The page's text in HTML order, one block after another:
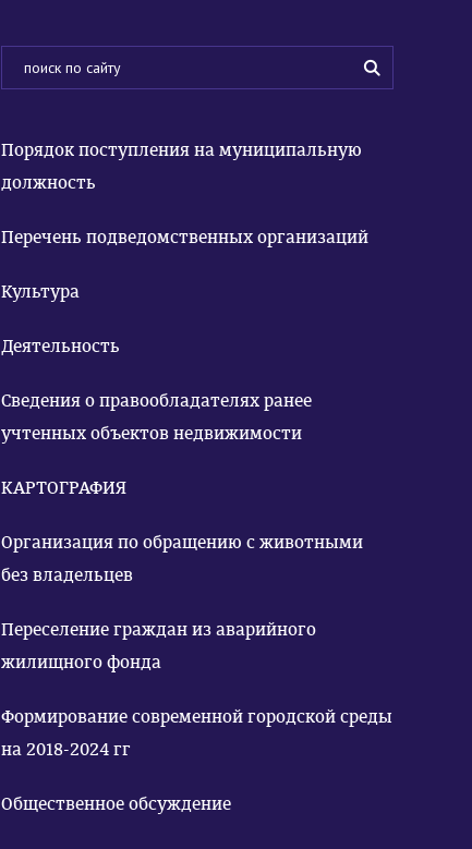
Порядок поступления на муниципальную
должность
Перечень подведомственных организаций
Культура
Деятельность
Сведения о правообладателях ранее
учтенных объектов недвижимости
КАРТОГРАФИЯ
Организация по обращению с животными
без владельцев
Переселение граждан из аварийного
жилищного фонда
Формирование современной городской среды
на 2018-2024 гг
Общественное обсуждение